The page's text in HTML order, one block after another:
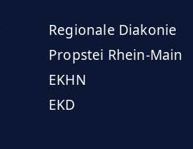
Regionale Diakonie
Propstei Rhein-Main
EKHN
EKD